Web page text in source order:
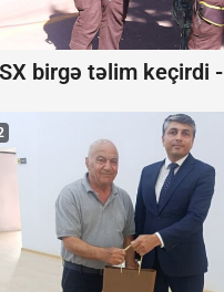
birgə təlim keçirdi -